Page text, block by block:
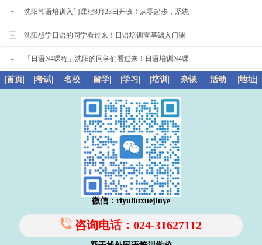
沈阳韩语培训入门课程8月23日开班！从零起步，系统
沈阳想学日语的同学看过来！日语培训零基础入门课
「日语N4课程」沈阳的同学们看过来！日语培训N4课
|首页| |考试| |名校| |留学| |学习| |培训| |杂谈| |活动| |地址|
微信：riyuliuxuejiuye
咨询电话：024-31627112